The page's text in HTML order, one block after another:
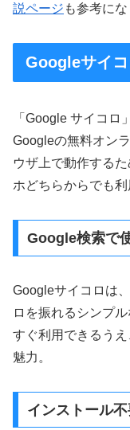
説ページ も参考にな
Googleサイコ
「Google サイコロ
Googleの無料オン
ウザ上で動作する
ホどちらからでも利
Google検索で
Googleサイコロは
ロを振れるシンプ
すぐ利用できるう
魅力。
インストール